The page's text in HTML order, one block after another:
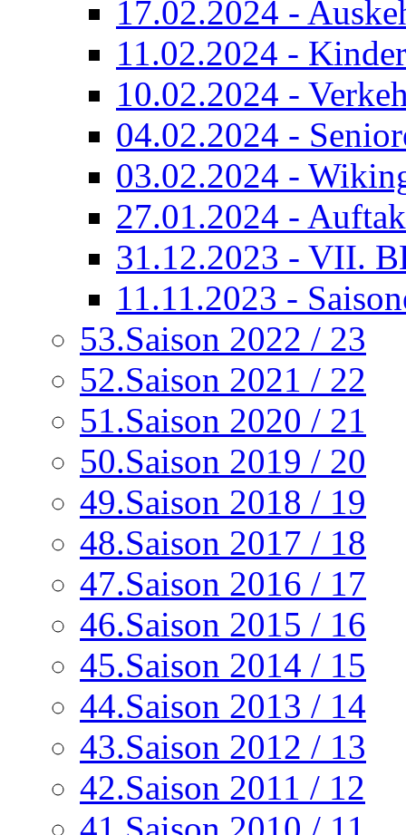
17.02.2024 -
11.02.2024 -
10.02.2024 -
04.02.2024 -
03.02.2024 -
27.01.2024 -
31.12.2023 - VII.
11.11.2023 -
53.Saison 2022 / 23
52.Saison 2021 / 22
51.Saison 2020 / 21
50.Saison 2019 / 20
49.Saison 2018 / 19
48.Saison 2017 / 18
47.Saison 2016 / 17
46.Saison 2015 / 16
45.Saison 2014 / 15
44.Saison 2013 / 14
43.Saison 2012 / 13
42.Saison 2011 / 12